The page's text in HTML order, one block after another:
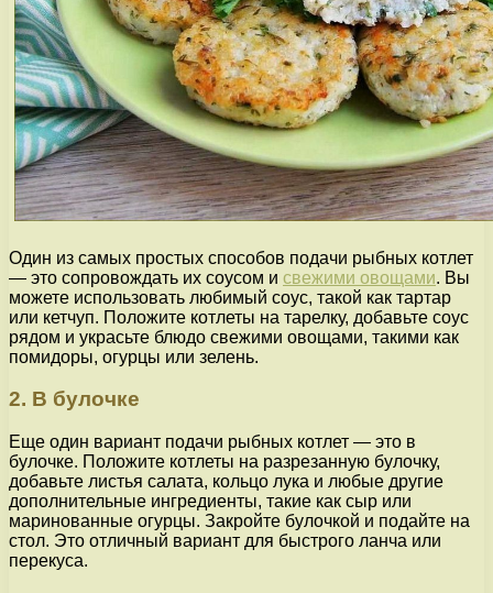
Один из самых простых способов подачи рыбных котлет
— это сопровождать их соусом и свежими овощами. Вы
можете использовать любимый соус, такой как тартар
или кетчуп. Положите котлеты на тарелку, добавьте соус
рядом и украсьте блюдо свежими овощами, такими как
помидоры, огурцы или зелень.
2. В булочке
Еще один вариант подачи рыбных котлет — это в
булочке. Положите котлеты на разрезанную булочку,
добавьте листья салата, кольцо лука и любые другие
дополнительные ингредиенты, такие как сыр или
маринованные огурцы. Закройте булочкой и подайте на
стол. Это отличный вариант для быстрого ланча или
перекуса.